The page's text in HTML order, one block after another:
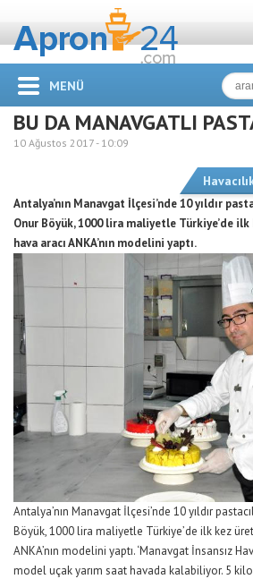
MENÜ
BU DA MANAVGATLI
10 Ağustos 2017 - 10:09
Antalya’nın Manavgat İlçesi’nde 10 yıldır
Onur Böyük, 1000 lira maliyetle Türkiye’de
hava aracı ANKA’nın modelini yaptı.
Antalya’nın Manavgat İlçesi’nde 10 yıldır
Böyük, 1000 lira maliyetle Türkiye’de ilk kez
ANKA’nın modelini yaptı. ‘Manavgat İnsansız
model uçak yarım saat havada kalabiliyor. 5